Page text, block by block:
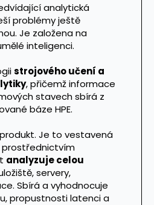
analytická
problémy ještě
Je založena na
inteligenci.
strojového učení a
, přičemž informace
stavech sbírá z
báze HPE.
produkt. Je to vestavená
analyzuje celou
servery,
Sbírá a vyhodnocuje
propustnosti latenci a